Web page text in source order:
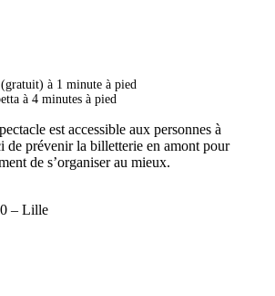
à 1 minute à pied
à 4 minutes à pied
est accessible aux personnes à
de prévenir la billetterie en amont pour
de s’organiser au mieux.
– Lille